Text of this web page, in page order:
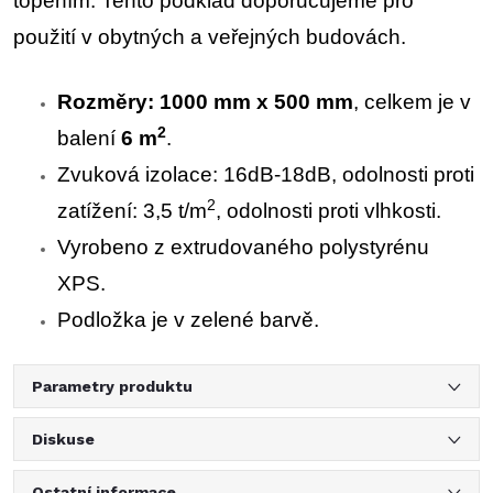
použití v obytných a veřejných budovách.
Rozměry: 1000 mm x 500 mm, celkem je v
balení 6 m2.
Zvuková izolace: 16dB-18dB, odolnosti proti
zatížení: 3,5 t/m2, odolnosti proti vlhkosti.
Vyrobeno z extrudovaného polystyrénu
XPS.
Podložka je v zelené barvě.
Parametry produktu
Diskuse